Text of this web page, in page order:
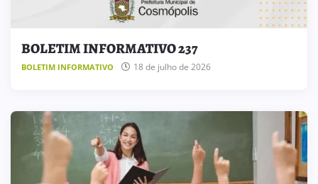
BOLETIM INFORMATIVO 237
BOLETIM INFORMATIVO 18 de julho de 2026